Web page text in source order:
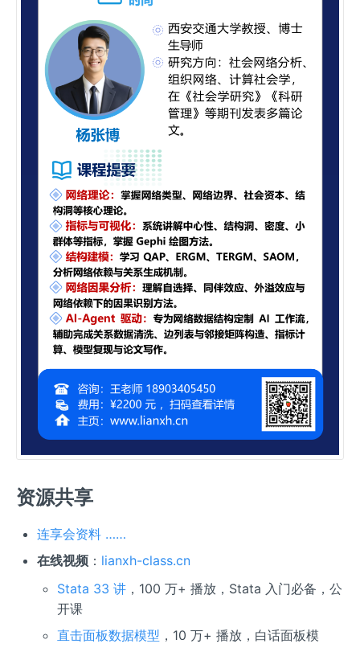
资源共享
连享会资料 ……
在线视频： lianxh-class.cn
Stata 33 讲 ，100 万+ 播放，Stata 入门必备，公
开课
直击面板数据模型 ，10 万+ 播放，白话面板模